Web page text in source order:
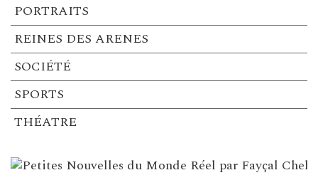
PORTRAITS
REINES DES ARENES
SOCIÉTÉ
SPORTS
THÉATRE